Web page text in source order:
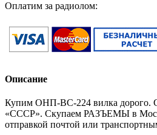
Оплатим за радиолом:
Описание
Купим ОНП-ВС-224 вилка дорого.
«СССР». Скупаем РАЗЪЕМЫ в
отправкой почтой или